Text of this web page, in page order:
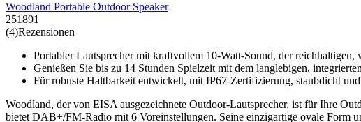
Woodland Portable Outdoor Speaker
251891
(4)Rezensionen
Portabler Lautsprecher mit kraftvollem 10-Watt-Sound, der
Genießen Sie bis zu 14 Stunden Spielzeit mit dem langlebigen,
Für robuste Haltbarkeit entwickelt, mit IP67-Zertifizierung, staubdicht
Woodland, der von EISA ausgezeichnete Outdoor-Lautsprecher, ist für Ihre
bietet DAB+/FM-Radio mit 6 Voreinstellungen. Seine einzigartige ovale Form